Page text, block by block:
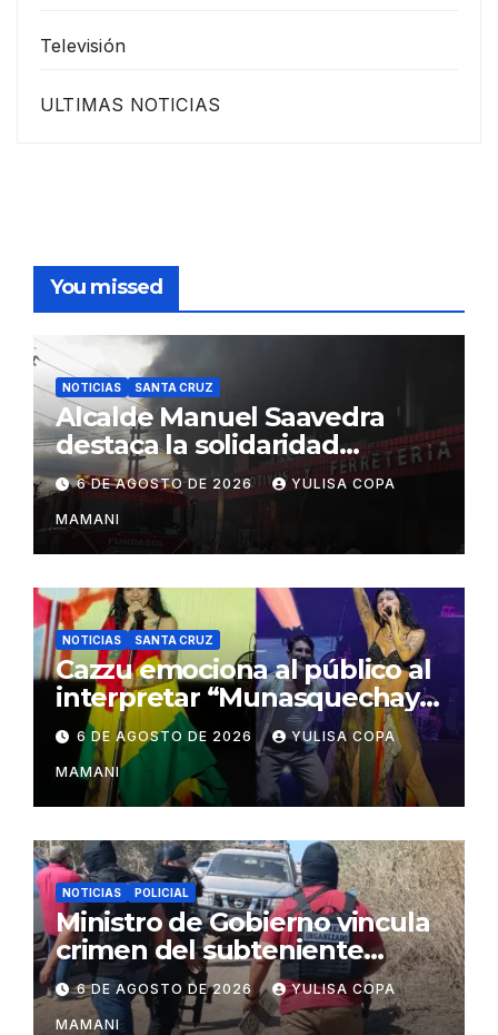
Televisión
ULTIMAS NOTICIAS
You missed
NOTICIAS SANTA CRUZ
Alcalde Manuel Saavedra
destaca la solidaridad
durante la emergencia en
Barrio Lindo
6 DE AGOSTO DE 2026 YULISA COPA
MAMANI
NOTICIAS SANTA CRUZ
Cazzu emociona al público al
interpretar “Munasquechay”
en su concierto en Santa
Cruz
6 DE AGOSTO DE 2026 YULISA COPA
MAMANI
NOTICIAS POLICIAL
Ministro de Gobierno vincula
crimen del subteniente
Salazar con la red de
Sebastián Marset
6 DE AGOSTO DE 2026 YULISA COPA
MAMANI